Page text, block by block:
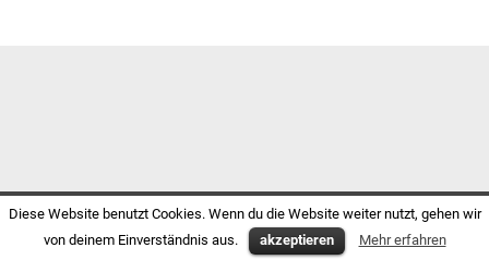
Diese Website benutzt Cookies. Wenn du die Website weiter nutzt, gehen wir
von deinem Einverständnis aus.
akzeptieren Mehr erfahren